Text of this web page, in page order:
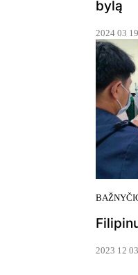
bylą
2024 03
2023 12